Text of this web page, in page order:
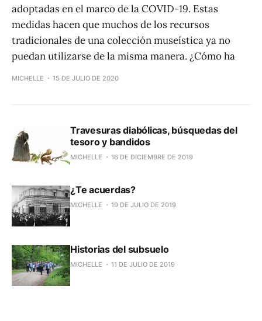
adoptadas en el marco de la COVID-19. Estas
medidas hacen que muchos de los recursos
tradicionales de una colección museística ya no
puedan utilizarse de la misma manera. ¿Cómo ha
MICHELLE 15 DE JULIO DE 2020
Travesuras diabólicas, búsquedas del
tesoro y bandidos
MICHELLE 16 DE DICIEMBRE DE 2019
¿Te acuerdas?
MICHELLE 19 DE JULIO DE 2019
Historias del subsuelo
MICHELLE 11 DE JULIO DE 2019